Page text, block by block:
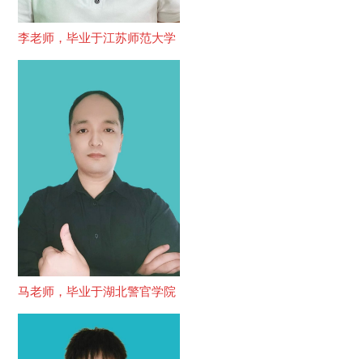
李老师，毕业于江苏师范大学
马老师，毕业于湖北警官学院